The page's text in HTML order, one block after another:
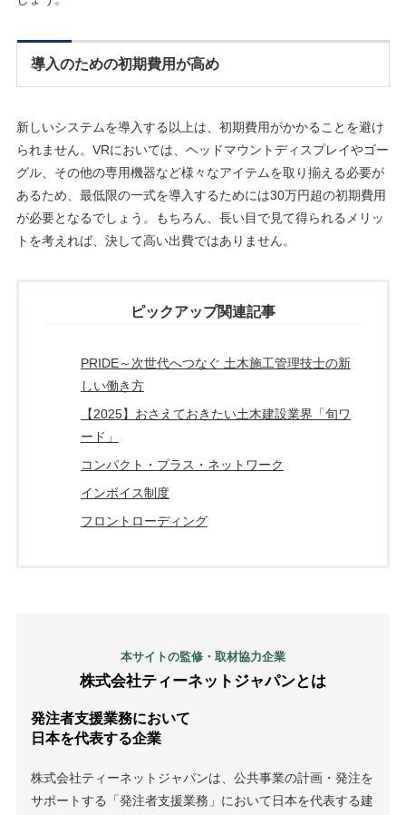
導入のための初期費用が高め
新しいシステムを導入する以上は、初期費用がかかることを避け
られません。VRにおいては、ヘッドマウントディスプレイやゴー
グル、その他の専用機器など様々なアイテムを取り揃える必要が
あるため、最低限の一式を導入するためには30万円超の初期費用
が必要となるでしょう。もちろん、長い目で見て得られるメリッ
トを考えれば、決して高い出費ではありません。
ピックアップ関連記事
PRIDE～次世代へつなぐ 土木施工管理技士の新
しい働き方
【2025】おさえておきたい土木建設業界「旬ワ
ード」
コンパクト・プラス・ネットワーク
インボイス制度
フロントローディング
本サイトの監修・取材協力企業
株式会社ティーネットジャパンとは
発注者支援業務において
日本を代表する企業
株式会社ティーネットジャパンは、公共事業の計画・発注を
サポートする「発注者支援業務」において日本を代表する建